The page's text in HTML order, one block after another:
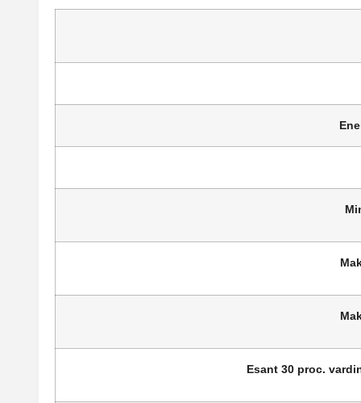
Esant 30 proc.